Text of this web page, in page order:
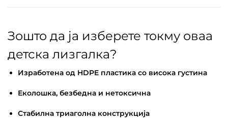
Зошто да ја изберете токму оваа
детска лизгалка?
Изработена од HDPE пластика со висока густина
Еколошка, безбедна и нетоксична
Стабилна триаголна конструкција